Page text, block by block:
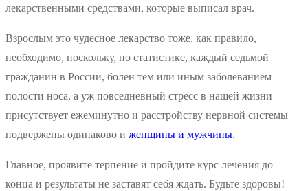
лекарственными средствами, которые выписал врач.
Взрослым это чудесное лекарство тоже, как правило,
необходимо, поскольку, по статистике, каждый седьмой
гражданин в России, болен тем или иным заболеванием
полости носа, а уж повседневный стресс в нашей жизни
присутствует ежеминутно и расстройству нервной системы
подвержены одинаково и женщины и мужчины.
Главное, проявите терпение и пройдите курс лечения до
конца и результаты не заставят себя ждать. Будьте здоровы!